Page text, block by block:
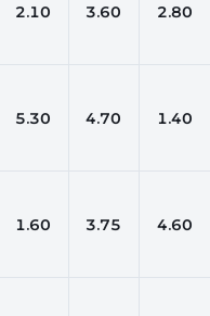
2.10 3.60 2.80
5.30 4.70 1.40
1.60 3.75 4.60